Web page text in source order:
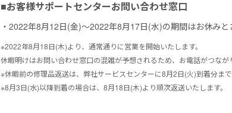
■お客様サポートセンターお問い合わせ窓口
・2022年8月12日(金)〜2022年8月17日(水)の期間はお休みと
※2022年8月18日(木)より、通常通りに営業を開始いたします。
休暇明けはお問い合わせ窓口の混雑が予想されるため、お電話がつなが
※休暇前の修理品返送は、弊社サービスセンターに8月2日(火)到着分まで
※8月3日(水)以降到着の場合は、8月18日(木)より順次返送いたします。